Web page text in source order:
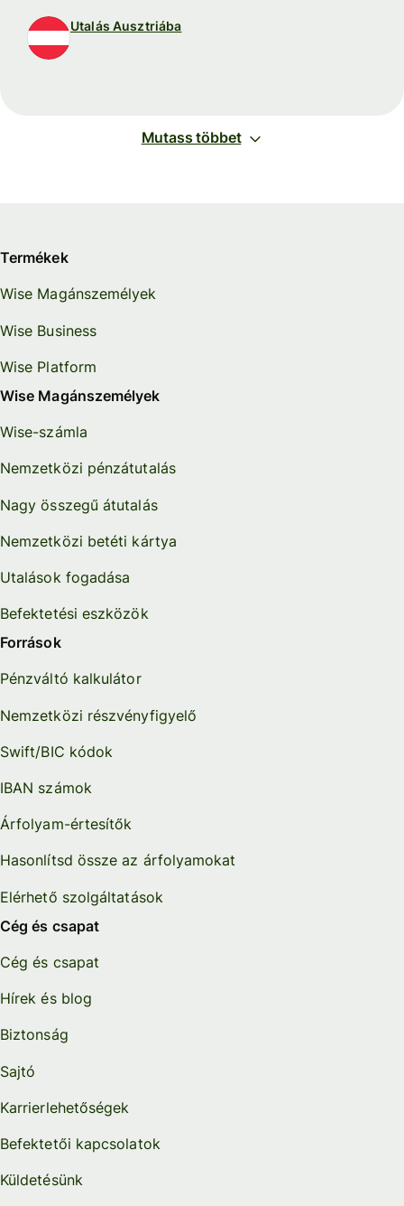
Utalás Ausztriába
Mutass többet
Termékek
Wise Magánszemélyek
Wise Business
Wise Platform
Wise Magánszemélyek
Wise-számla
Nemzetközi pénzátutalás
Nagy összegű átutalás
Nemzetközi betéti kártya
Utalások fogadása
Befektetési eszközök
Források
Pénzváltó kalkulátor
Nemzetközi részvényfigyelő
Swift/BIC kódok
IBAN számok
Árfolyam-értesítők
Hasonlítsd össze az árfolyamokat
Elérhető szolgáltatások
Cég és csapat
Cég és csapat
Hírek és blog
Biztonság
Sajtó
Karrierlehetőségek
Befektetői kapcsolatok
Küldetésünk